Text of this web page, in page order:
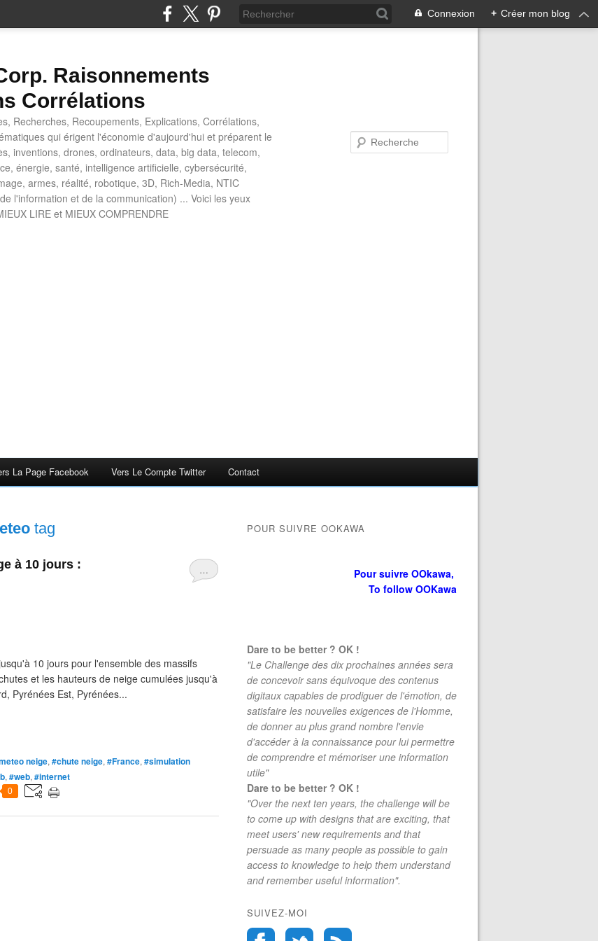
Connexion + Créer mon blog
Raisonnements
Corrélations
Recherches, Recoupements, Explications, Corrélations,
qui érigent l'économie d'aujourd'hui et préparent le
inventions, drones, ordinateurs, data, big data, telecom,
énergie, santé, intelligence artificielle, cybersécurité,
armes, réalité, robotique, 3D, Rich-Media, NTIC
l'information et de la communication) ... Voici les yeux
LIRE et MIEUX COMPRENDRE
La Page Facebook Vers Le Compte Twitter Contact
tag
…
à 10 jours :
10 jours pour l'ensemble des massifs
et les hauteurs de neige cumulées jusqu'à
Pyrénées Est, Pyrénées...
neige, #chute neige, #France, #simulation
, #web, #internet
0
POUR SUIVRE OOKAWA
Pour suivre OOkawa,
To follow OOKawa
Dare to be better ? OK !
"Le Challenge des dix prochaines années sera
de concevoir sans équivoque des contenus
digitaux capables de prodiguer de l'émotion, de
satisfaire les nouvelles exigences de l'Homme,
de donner au plus grand nombre l'envie
d'accéder à la connaissance pour lui permettre
de comprendre et mémoriser une information
utile"
Dare to be better ? OK !
"Over the next ten years, the challenge will be
to come up with designs that are exciting, that
meet users' new requirements and that
persuade as many people as possible to gain
access to knowledge to help them understand
and remember useful information".
SUIVEZ-MOI